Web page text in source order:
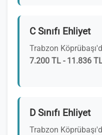
C Sınıfı Ehliyet
Trabzon
7.200 TL - 11.836
D Sınıfı Ehliyet
Trabzon